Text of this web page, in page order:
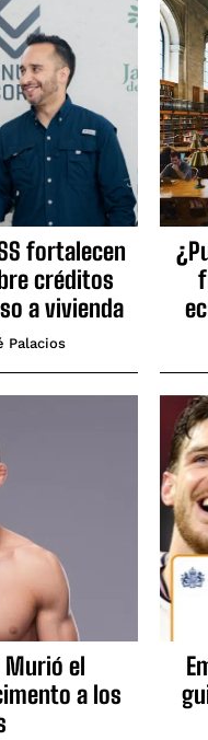
fortalecen
créditos
a vivienda
Palacios
Murió el
a los